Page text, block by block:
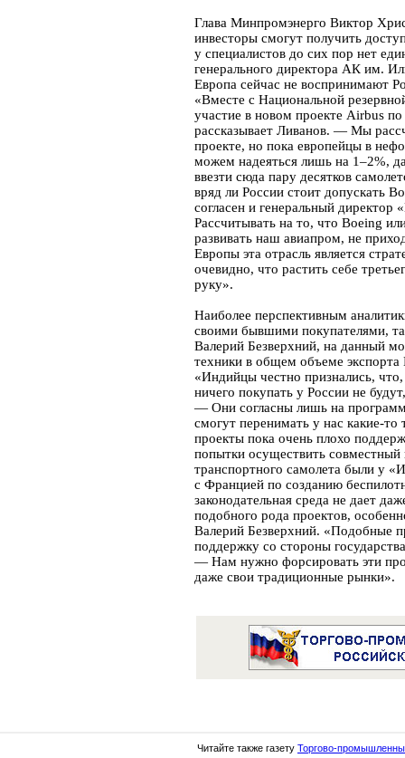
Глава Минпромэнерго Виктор
инвесторы смогут получить
у специалистов до сих пор нет
генерального директора АК им.
Европа сейчас не воспринимают
«Вместе с Национальной
участие в новом проекте Airbus
рассказывает Ливанов. — Мы
проекте, но пока европейцы в
можем надеяться лишь на 1–2%,
ввезти сюда пару десятков
вряд ли России стоит допускать
согласен и генеральный
Рассчитывать на то, что Boeing
развивать наш авиапром, не
Европы эта отрасль является
очевидно, что растить себе
руку».
Наиболее перспективным
своими бывшими покупателями,
Валерий Безверхний, на данный
техники в общем объеме
«Индийцы честно признались,
ничего покупать у России не
— Они согласны лишь на
смогут перенимать у нас какие-
проекты пока очень плохо
попытки осуществить
транспортного самолета были
с Францией по созданию
законодательная среда не дает
подобного рода проектов,
Валерий Безверхний. «Подобные
поддержку со стороны
— Нам нужно форсировать эти
даже свои традиционные рынки».
Читайте также газету Торгово-